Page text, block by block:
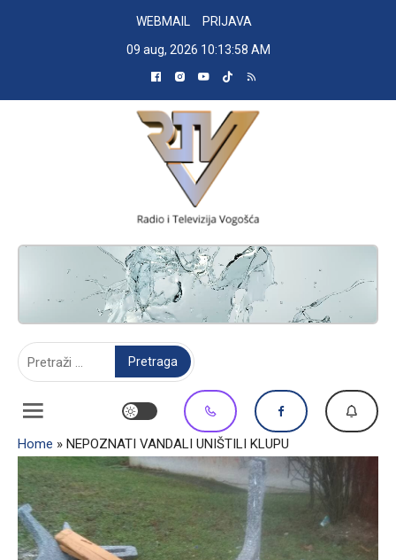
WEBMAIL
PRIJAVA
09 aug, 2026 10:13:59 AM
RADIO TELEVIZIJA VOGOŠĆA
Home » NEPOZNATI VANDALI UNIŠTILI KLUPU